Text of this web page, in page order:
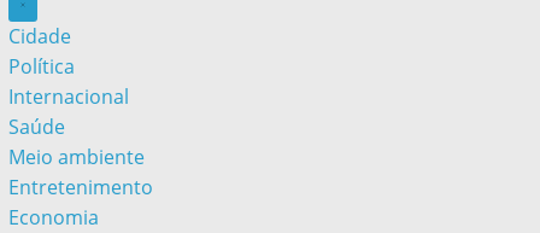
Cidade
Política
Internacional
Saúde
Meio ambiente
Entretenimento
Economia